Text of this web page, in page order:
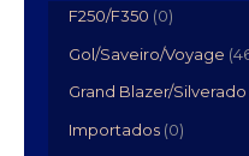
F250/F350 (0)
Gol/Saveiro/Voyage
Grand Blazer/Silverado
Importados (0)